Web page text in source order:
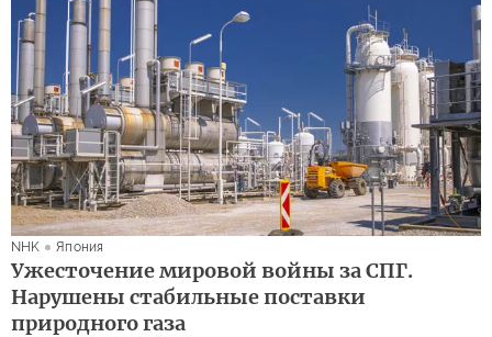
NHK Япония
Ужесточение мировой войны за СПГ.
Нарушены стабильные поставки
природного газа